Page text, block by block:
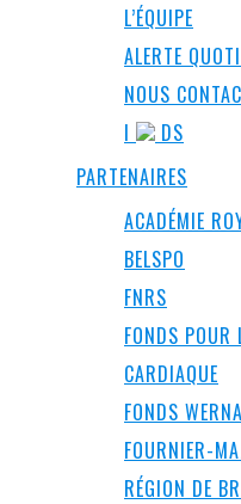
L’ÉQUIPE
ALERTE
NOUS
I
DS
PARTENAIRES
ACADÉMIE
BELSPO
FNRS
FONDS POUR
CARDIAQUE
FONDS
FOURNIER-
RÉGION DE